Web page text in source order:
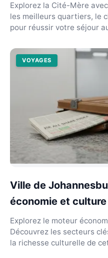
Explorez la Cité-Mère
les meilleurs quartiers, le
pour réussir votre séjour
VOYAGES
Ville de
économie et culture
Explorez le moteur
Découvrez les secteurs
la richesse culturelle de